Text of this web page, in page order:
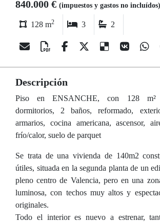
840.000 € (impuestos y gastos no incluídos)
128 m2 3 2
Descripción
Piso en ENSANCHE, con 128 m²
dormitorios, 2 baños, reformado,
armarios, cocina americana, ascensor,
frío/calor, suelo de parquet
Se trata de una vivienda de 140m2
útiles, situada en la segunda planta de un
pleno centro de Valencia, pero en una
luminosa, con techos muy altos y
originales.
Todo el interior es nuevo a estrenar,